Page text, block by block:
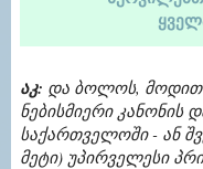
აკ: და ბოლოს,
ნებისმიერი კანონის
საქართველოში - ან
მეტი) უპირველესი